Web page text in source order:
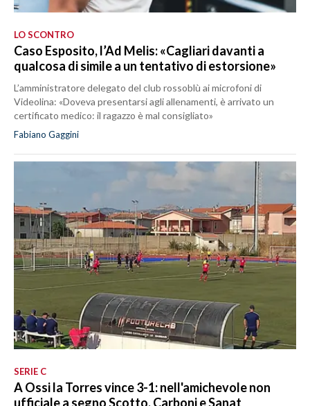
LO SCONTRO
Caso Esposito, l’Ad Melis: «Cagliari davanti a
qualcosa di simile a un tentativo di estorsione»
L’amministratore delegato del club rossoblù ai microfoni di
Videolina: «Doveva presentarsi agli allenamenti, è arrivato un
certificato medico: il ragazzo è mal consigliato»
Fabiano Gaggini
SERIE C
A Ossi la Torres vince 3-1: nell'amichevole non
ufficiale a segno Scotto, Carboni e Sanat